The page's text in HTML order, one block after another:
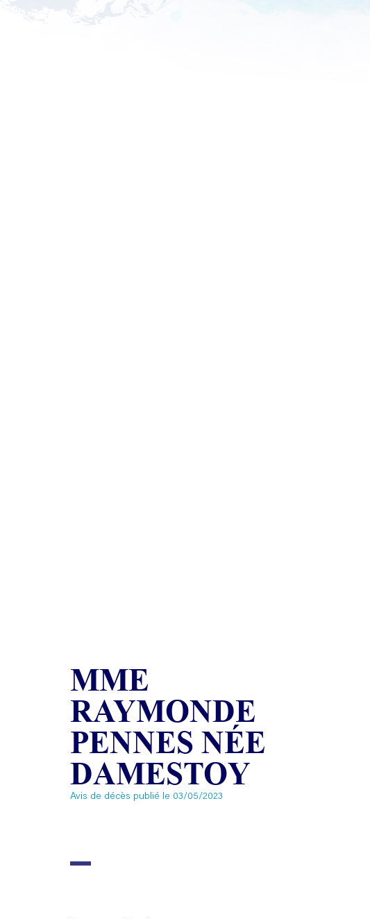
MME
RAYMONDE
PENNES NÉE
DAMESTOY
Avis de décès publié le 03/05/2023